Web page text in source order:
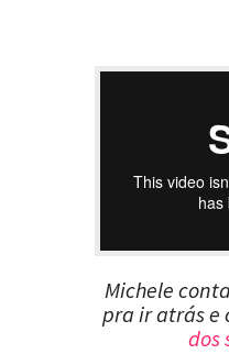
Michele
pra ir atrás e
dos